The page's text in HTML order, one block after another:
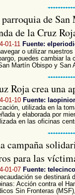
de
de la Cruz
01-11 Fuente:
o utilizar
puedes cambiar la
Martín Obispo y San
Roja crea una
01-10 Fuente:
utilizada en la
y elaborada por
en las oficinas
campaña
para las
01-07 Fuente:
recaudación se
Acción contra el
Sin Fronteras